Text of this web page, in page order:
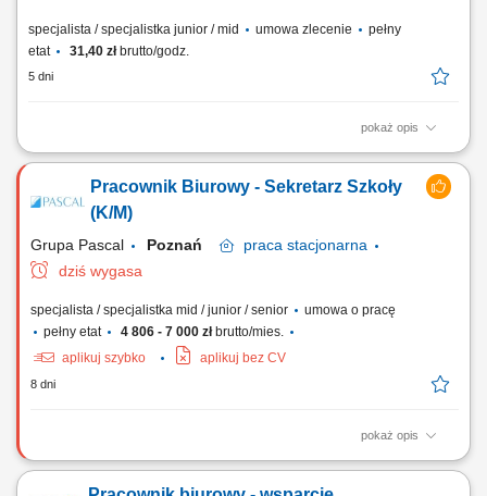
specjalista / specjalistka junior / mid umowa zlecenie
pełny
etat
31,40 złbrutto/godz.
5 dni
pokaż opis
Twój zakres obowiązków wsparcie w bieżących pracach biurowych i
wprowadzanie danych do systemu, pomoc w obsłudze dokumentacji
księgowej i kadrowej, kontakt mailowy i telefoniczny w sprawach
Pracownik Biurowy - Sekretarz Szkoły
(K/M)
Grupa Pascal Poznań praca stacjonarna
dziś wygasa
specjalista / specjalistka mid / junior / senior
umowa o pracę
pełny etat
4 806 - 7 000 złbrutto/mies.
aplikuj szybko
aplikuj bez CV
8 dni
pokaż opis
Twój zakres obowiązków Tworzenie i realizowanie strategii